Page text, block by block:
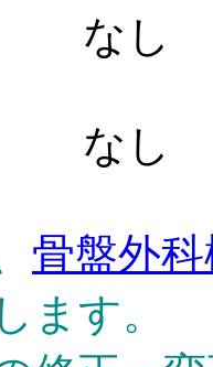
し
し
骨盤外
ます。